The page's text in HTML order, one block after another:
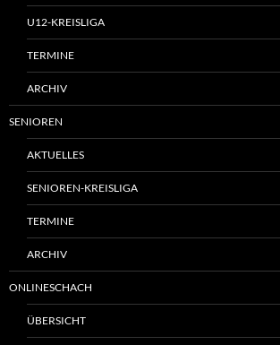
U12-KREISLIGA
TERMINE
ARCHIV
SENIOREN
AKTUELLES
SENIOREN-KREISLIGA
TERMINE
ARCHIV
ONLINESCHACH
ÜBERSICHT